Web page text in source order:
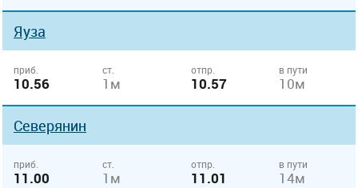
Яуза
приб.
10.56
ст.
1м
отпр.
10.57
в пути
10м
Северянин
приб.
11.00
ст.
1м
отпр.
11.01
в пути
14м